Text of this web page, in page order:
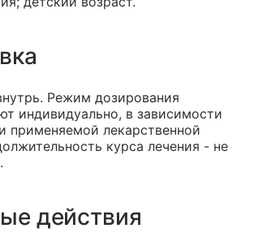
Режим дозирования
индивидуально, в зависимости
применяемой лекарственной
курса лечения - не
действия